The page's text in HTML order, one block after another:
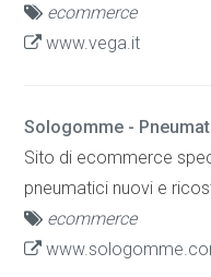
ecommerce
www.vega.it
Sologomme -
Sito di ecommerce
pneumatici nuovi e
ecommerce